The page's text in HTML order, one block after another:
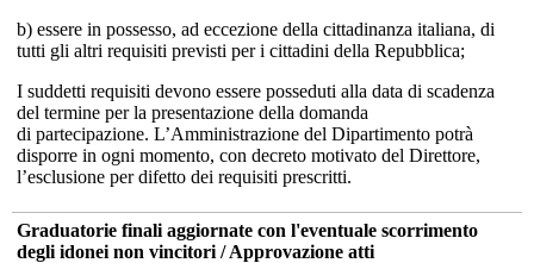
b) essere in possesso, ad eccezione della cittadinanza italiana, di
tutti gli altri requisiti previsti per i cittadini della Repubblica;
I suddetti requisiti devono essere posseduti alla data di scadenza
del termine per la presentazione della domanda
di partecipazione. L’Amministrazione del Dipartimento potrà
disporre in ogni momento, con decreto motivato del Direttore,
l’esclusione per difetto dei requisiti prescritti.
Graduatorie finali aggiornate con l'eventuale scorrimento
degli idonei non vincitori / Approvazione atti